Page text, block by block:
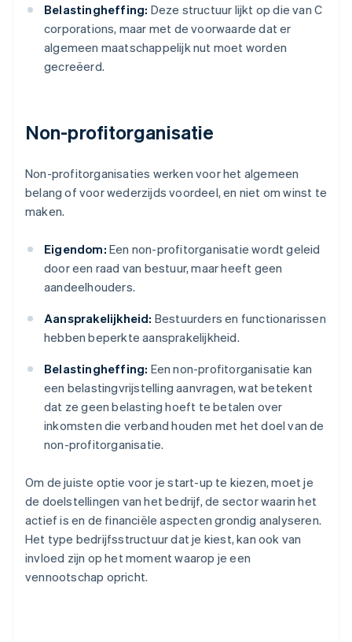
Belastingheffing: Deze structuur lijkt op die van C
corporations, maar met de voorwaarde dat er
algemeen maatschappelijk nut moet worden
gecreëerd.
Non-profitorganisatie
Non-profitorganisaties werken voor het algemeen
belang of voor wederzijds voordeel, en niet om winst te
maken.
Eigendom: Een non-profitorganisatie wordt geleid
door een raad van bestuur, maar heeft geen
aandeelhouders.
Aansprakelijkheid: Bestuurders en functionarissen
hebben beperkte aansprakelijkheid.
Belastingheffing: Een non-profitorganisatie kan
een belastingvrijstelling aanvragen, wat betekent
dat ze geen belasting hoeft te betalen over
inkomsten die verband houden met het doel van de
non-profitorganisatie.
Om de juiste optie voor je start-up te kiezen, moet je
de doelstellingen van het bedrijf, de sector waarin het
actief is en de financiële aspecten grondig analyseren.
Het type bedrijfsstructuur dat je kiest, kan ook van
invloed zijn op het moment waarop je een
vennootschap opricht.